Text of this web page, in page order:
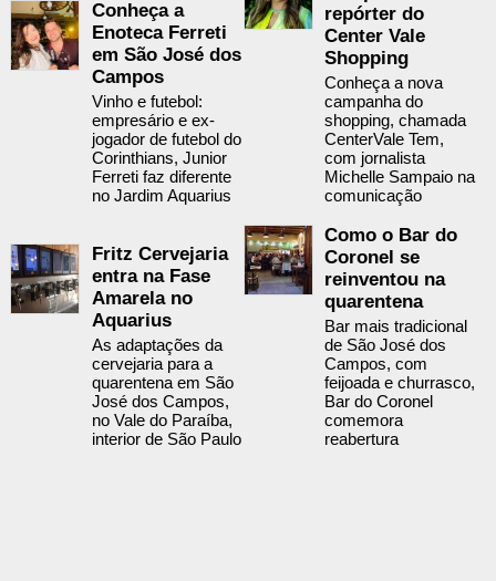
Conheça a
Enoteca Ferreti
em São José dos
Campos
Vinho e futebol:
empresário e ex-
jogador de futebol do
Corinthians, Junior
Ferreti faz diferente
no Jardim Aquarius
repórter do
Center Vale
Shopping
Conheça a nova
campanha do
shopping, chamada
CenterVale Tem,
com jornalista
Michelle Sampaio na
comunicação
Fritz Cervejaria
entra na Fase
Amarela no
Aquarius
As adaptações da
cervejaria para a
quarentena em São
José dos Campos,
no Vale do Paraíba,
interior de São Paulo
Como o Bar do
Coronel se
reinventou na
quarentena
Bar mais tradicional
de São José dos
Campos, com
feijoada e churrasco,
Bar do Coronel
comemora
reabertura